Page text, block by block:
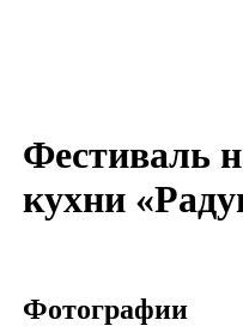
Фестиваль
кухни
Фотографии